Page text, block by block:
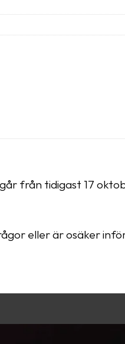
från tidigast 17
eller är osäker